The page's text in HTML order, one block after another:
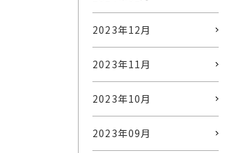
2023年12月
2023年11月
2023年10月
2023年09月